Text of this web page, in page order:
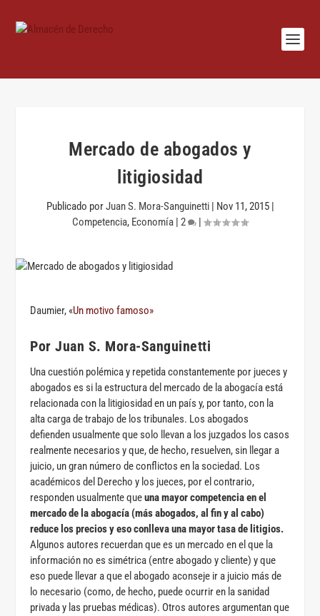
Mercado de abogados y
litigiosidad
Publicado porJuan S. Mora-Sanguinetti| Nov 11, 2015|
Competencia, Economía | 2 |
Daumier, «Un motivo famoso»
Por Juan S. Mora-Sanguinetti
Una cuestión polémica y repetida constantemente por jueces y
abogados es si la estructura del mercado de la abogacía está
relacionada con la litigiosidad en un país y, por tanto, con la
alta carga de trabajo de los tribunales. Los abogados
defienden usualmente que solo llevan a los juzgados los casos
realmente necesarios y que, de hecho, resuelven, sin llegar a
juicio, un gran número de conflictos en la sociedad. Los
académicos del Derecho y los jueces, por el contrario,
responden usualmente queuna mayor competencia en el
mercado de la abogacía (más abogados, al fin y al cabo)
reduce los precios y eso conlleva una mayor tasa de litigios.
Algunos autores recuerdan que es un mercado en el que la
información no es simétrica (entre abogado y cliente) y que
eso puede llevar a que el abogado aconseje ir a juicio más de
lo necesario (como, de hecho, puede ocurrir en la sanidad
privada y las pruebas médicas). Otros autores argumentan que